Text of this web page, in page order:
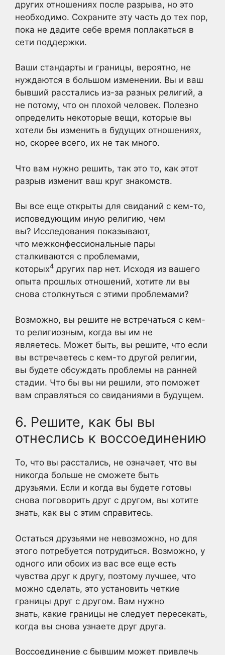
других отношениях после разрыва, но это
необходимо. Сохраните эту часть до тех пор,
пока не дадите себе время поплакаться в
сети поддержки.
Ваши стандарты и границы, вероятно, не
нуждаются в большом изменении. Вы и ваш
бывший расстались из-за разных религий, а
не потому, что он плохой человек. Полезно
определить некоторые вещи, которые вы
хотели бы изменить в будущих отношениях,
но, скорее всего, их не так много.
Что вам нужно решить, так это то, как этот
разрыв изменит ваш круг знакомств.
Вы все еще открыты для свиданий с кем-то,
исповедующим иную религию, чем
вы? Исследования показывают,
что межконфессиональные пары
сталкиваются с проблемами,
которых4 других пар нет. Исходя из вашего
опыта прошлых отношений, хотите ли вы
снова столкнуться с этими проблемами?
Возможно, вы решите не встречаться с кем-
то религиозным, когда вы им не
являетесь. Может быть, вы решите, что если
вы встречаетесь с кем-то другой религии,
вы будете обсуждать проблемы на ранней
стадии. Что бы вы ни решили, это поможет
вам справляться со свиданиями в будущем.
6. Решите, как бы вы
отнеслись к воссоединению
То, что вы расстались, не означает, что вы
никогда больше не сможете быть
друзьями. Если и когда вы будете готовы
снова поговорить друг с другом, вы хотите
знать, как вы с этим справитесь.
Остаться друзьями не невозможно, но для
этого потребуется потрудиться. Возможно, у
одного или обоих из вас все еще есть
чувства друг к другу, поэтому лучшее, что
можно сделать, это установить четкие
границы друг с другом. Вам нужно
знать, какие границы не следует пересекать,
когда вы снова узнаете друг друга.
Воссоединение с бывшим может привлечь